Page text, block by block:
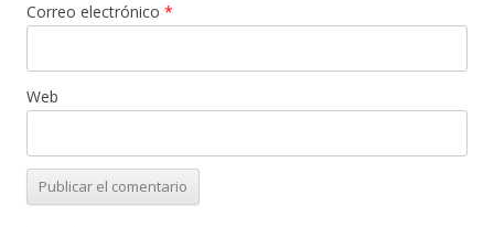
Correo electrónico *
Web